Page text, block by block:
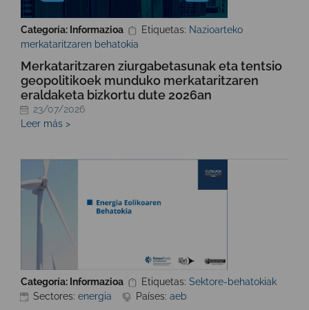
Categoría: Informazioa Etiquetas: Nazioarteko
merkataritzaren behatokia
Merkataritzaren ziurgabetasunak eta tentsio
geopolitikoek munduko merkataritzaren
eraldaketa bizkortu dute 2026an
23/07/2026
Leer más >
Categoría: Informazioa Etiquetas: Sektore-behatokiak
Sectores: energia Países: aeb